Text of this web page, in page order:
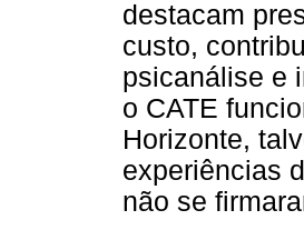
destacam
custo,
psicanálise e
o CATE
Horizonte,
experiências
não se